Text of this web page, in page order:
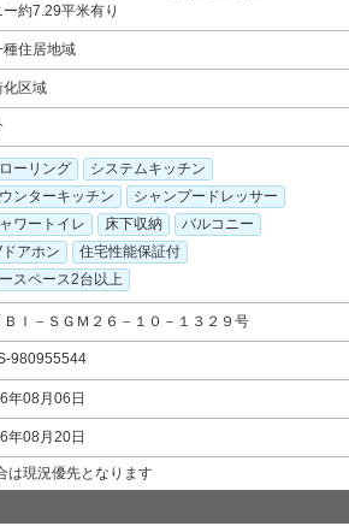
ー約7.29平米有り
種住居地域
化区域
ーリング
システムキッチン
ンターキッチン
シャンプードレッサー
ワートイレ
床下収納
バルコニー
アホン
住宅性能保証付
スペース2台以上
ＢＩ－ＳＧＭ２６－１０－１３２９号
980955544
年08月06日
年08月20日
は現況優先となります